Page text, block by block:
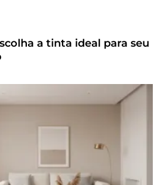
a tinta ideal para seu